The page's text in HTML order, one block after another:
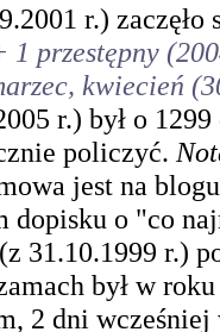
r.) zaczęło
1 przestępny
kwiecień
r.) był o
policzyć.
jest na
dopisku o "co
31.10.1999 r.)
był w
2 dni